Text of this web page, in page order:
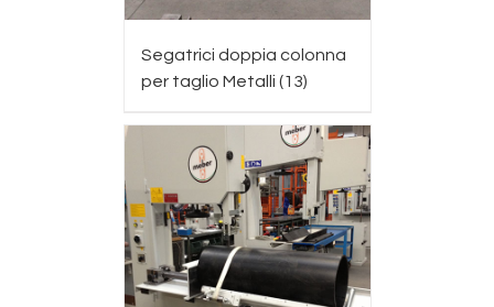
Segatrici doppia colonna
per taglio Metalli (13)